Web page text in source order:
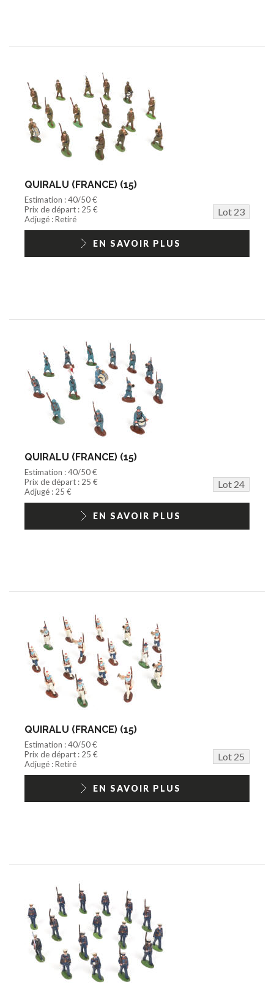
QUIRALU (FRANCE) (15)
Estimation : 40/50 €
Prix de départ : 25 €
Lot 23
Adjugé : Retiré
EN SAVOIR PLUS
QUIRALU (FRANCE) (15)
Estimation : 40/50 €
Prix de départ : 25 €
Lot 24
Adjugé : 25 €
EN SAVOIR PLUS
QUIRALU (FRANCE) (15)
Estimation : 40/50 €
Prix de départ : 25 €
Lot 25
Adjugé : Retiré
EN SAVOIR PLUS